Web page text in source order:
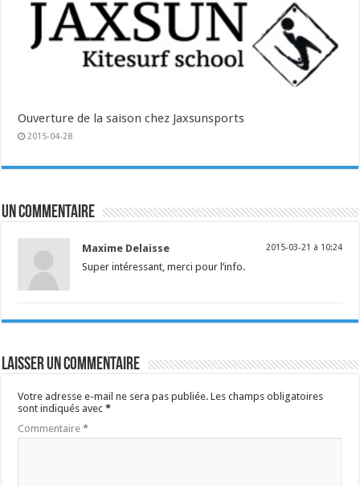
Ouverture de la saison chez Jaxsunsports
2015-04-28
Un commentaire
Maxime Delaisse 2015-03-21 à 10:24
Super intéressant, merci pour l’info.
Laisser un commentaire
Votre adresse e-mail ne sera pas publiée. Les champs obligatoires
sont indiqués avec*
Commentaire*